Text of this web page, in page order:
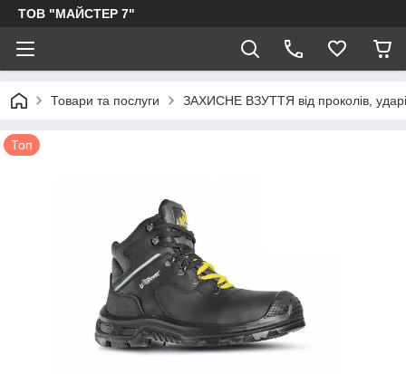
ТОВ "МАЙСТЕР 7"
Товари та послуги ЗАХИСНЕ ВЗУТТЯ від проколів,
Топ